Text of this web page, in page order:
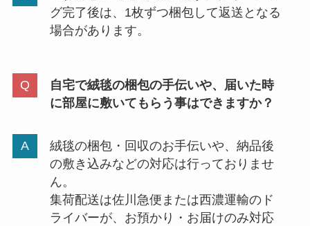
グ完了後は、1枚ずつ梱包して返送となる
場合があります。
自宅で絨毯の梱包の手伝いや、届いた時
に部屋に敷いてもらう事はできますか？
絨毯の梱包・回収のお手伝いや、納品後
の敷き込みなどの対応は行っておりませ
ん。
集荷配送は佐川急便または西濃運輸のド
ライバーが、お預かり・お届けのみ対応